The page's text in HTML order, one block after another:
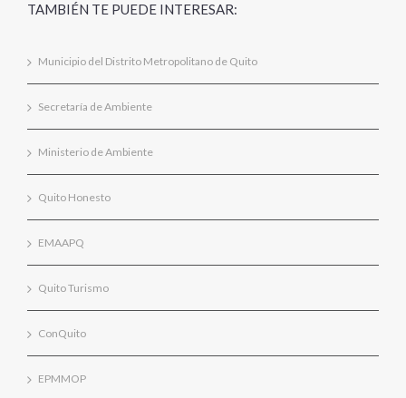
TAMBIÉN TE PUEDE INTERESAR:
Municipio del Distrito Metropolitano de Quito
Secretaría de Ambiente
Ministerio de Ambiente
Quito Honesto
EMAAPQ
Quito Turismo
ConQuito
EPMMOP